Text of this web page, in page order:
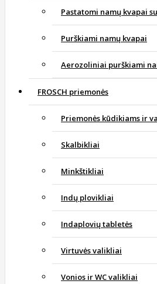
Pastatomi namų kvapai
Purškiami namų kvapai
Aerozoliniai purškiami
FROSCH priemonės
Priemonės kūdikiams ir
Skalbikliai
Minkštikliai
Indų plovikliai
Indaplovių tabletės
Virtuvės valikliai
Vonios ir WC valikliai